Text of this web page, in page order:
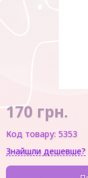
170 грн.
Код товару: 5353
Знайшли дешевше?